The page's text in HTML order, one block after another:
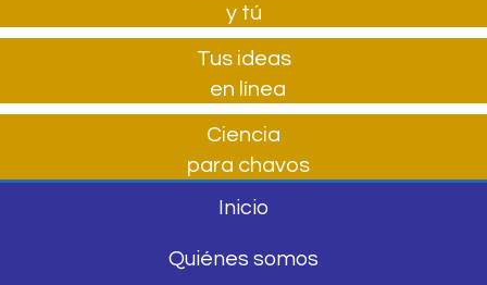
y tú
Tus ideas
en línea
Ciencia
para chavos
Inicio
Quiénes somos